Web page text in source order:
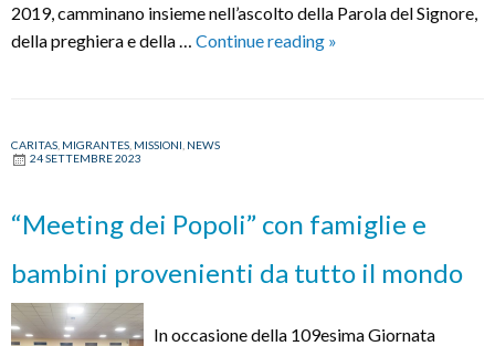
2019, camminano insieme nell’ascolto della Parola del Signore,
della preghiera e della … Continue reading AVVENTO
»
CARITAS MIGRANTES MISSIONI NEWS
24 SETTEMBRE 2023
“Meeting dei Popoli” con famiglie e
bambini provenienti da tutto il mondo
In occasione della 109esima Giornata